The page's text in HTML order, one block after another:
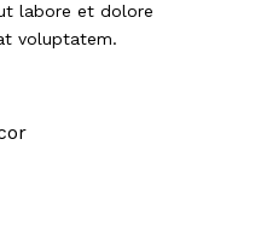
labore et dolore
voluptatem.